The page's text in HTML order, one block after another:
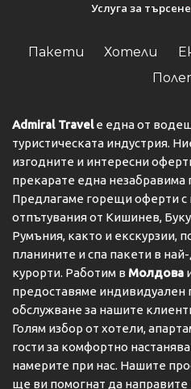
Услуга за
Пакети Хотели
Admiral Travelе една от
туристическата индустрия.
изгодните и интересни
прекарате една незабравима
Предлагаме горещи оферти с
отпътувания от Кишинев,
Румъния, както и екскурзии,
планините и спа пакети в
курорти. Работим в Молдова
предоставяме индивидуален
обслужване за нашите
Голям избор от хотели,
гости за комфортно
намерите при нас. Нашите
ще ви помогнат да